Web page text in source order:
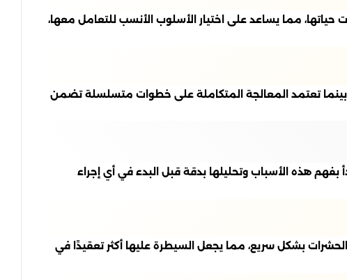
مما يساعد على اختيار الأسلوب الأنسب للتعامل معها،
بينما تعتمد المعالجة المتكاملة على خطوات متسلسلة تضمن
هذه الأسباب وتحليلها بدقة قبل البدء في أي إجراء
بشكل سريع، مما يجعل السيطرة عليها أكثر تعقيدًا في